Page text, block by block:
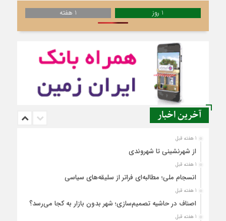
1 روز 1 هفته
آخرین اخبار
1 هفته قبل
از شهرنشینی تا شهروندی
1 هفته قبل
انسجام ملی؛ مطالبه‌ای فراتر از سلیقه‌های سیاسی
1 هفته قبل
اصناف در حاشیه تصمیم‌سازی؛ شهر بدون بازار به کجا می‌رسد؟
1 هفته قبل